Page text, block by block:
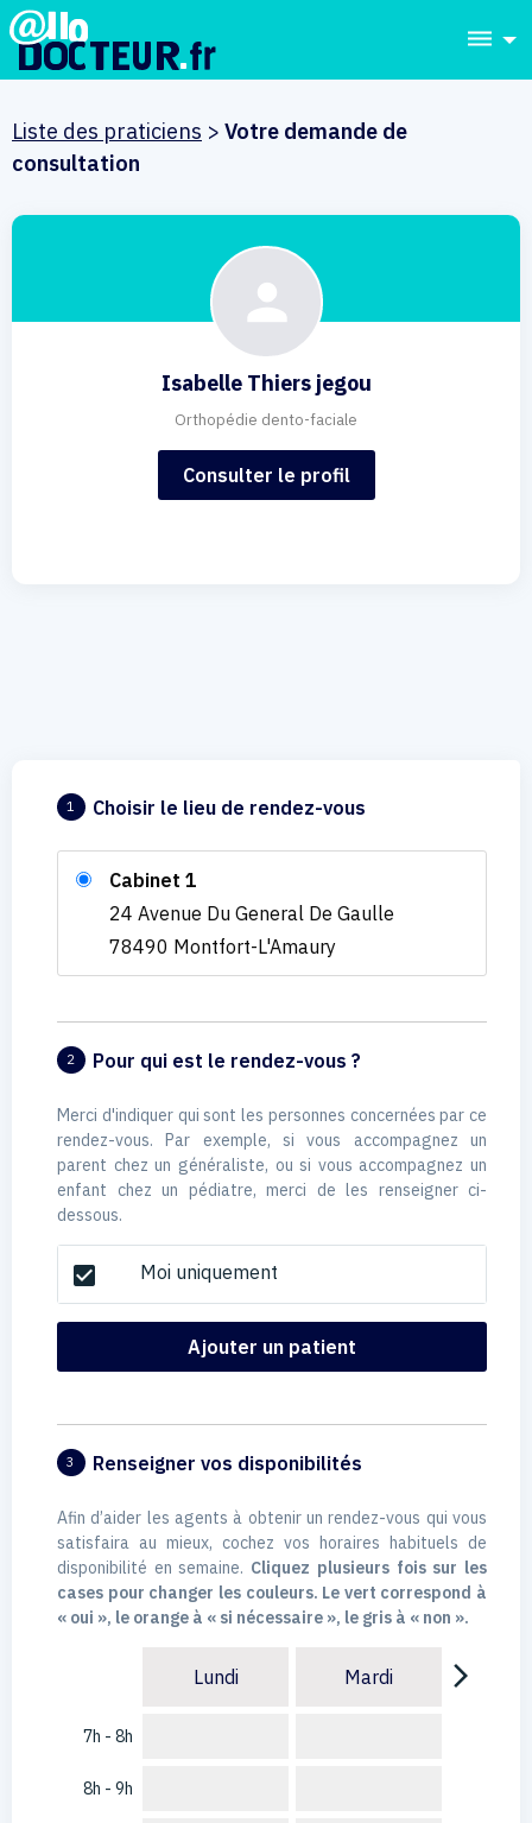
dehaze
Liste des praticiens > Votre demande de
consultation
Isabelle Thiers jegou
Orthopédie dento-faciale
Consulter le profil
1 Choisir le lieu de rendez-vous
Cabinet 1
24 Avenue Du General De Gaulle
78490 Montfort-L'Amaury
2 Pour qui est le rendez-vous ?
Merci d'indiquer qui sont les personnes concernées par ce
rendez-vous. Par exemple, si vous accompagnez un
parent chez un généraliste, ou si vous accompagnez un
enfant chez un pédiatre, merci de les renseigner ci-
dessous.
check_box Moi uniquement
Ajouter un patient
3 Renseigner vos disponibilités
Afin d’aider les agents à obtenir un rendez-vous qui vous
satisfaira au mieux, cochez vos horaires habituels de
disponibilité en semaine. Cliquez plusieurs fois sur les
cases pour changer les couleurs. Le vert correspond à
« oui », le orange à « si nécessaire », le gris à « non ».
7h - 8h
8h - 9h
Lundi Mardi arrow_forward_ios